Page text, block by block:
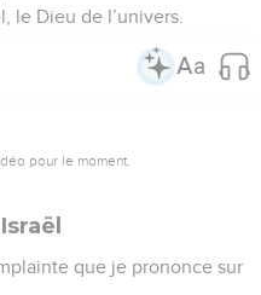
le Dieu de l’univers.
pour le moment.
que je prononce sur